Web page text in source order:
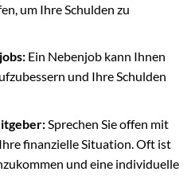
um Ihre Schulden zu
Ein Nebenjob kann Ihnen
und Ihre Schulden
Sprechen Sie offen mit
finanzielle Situation. Oft ist
und eine individuelle